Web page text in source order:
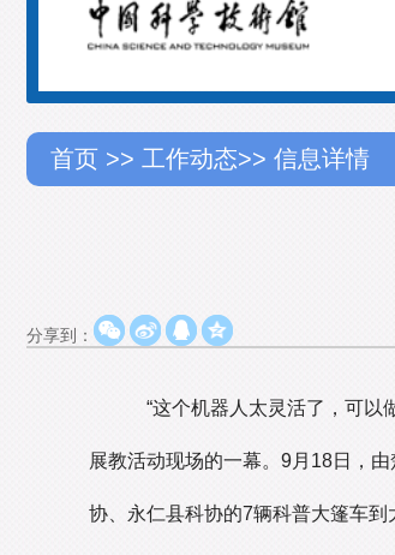
首页 >> 工作动态>> 信息详情
分享到：
“这个机器人太灵活了，可以
展教活动现场的一幕。9月18日，
协、永仁县科协的7辆科普大篷车